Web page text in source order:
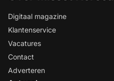
Digitaal magazine
Klantenservice
Vacatures
Contact
Adverteren